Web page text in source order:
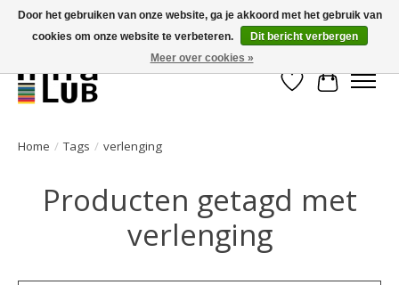
Minder stilstand, meer rendement!
Verlanglijst
Home / Tags / verlenging
Producten getagd met
verlenging
Door het gebruiken van onze website, ga je akkoord met het gebruik van
cookies om onze website te verbeteren.
Dit bericht verbergen
Meer over cookies »